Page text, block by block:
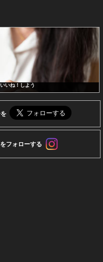
いね！しよう
フォローする